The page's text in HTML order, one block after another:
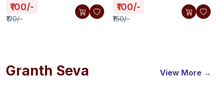
₹100/-
₹120/-
₹100/-
₹150/-
Granth Seva View More →